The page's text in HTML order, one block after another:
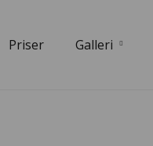
Priser Galleri